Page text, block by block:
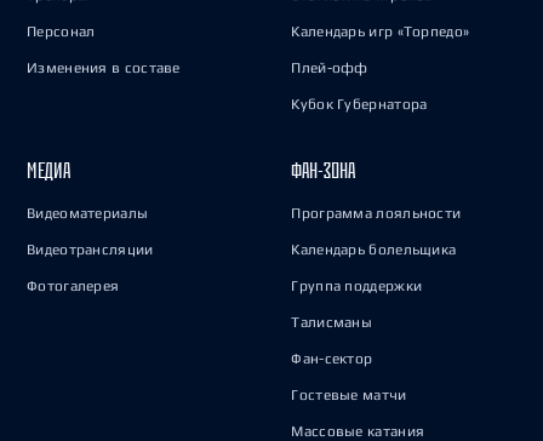
Персонал
Изменения в составе
Календарь игр «Торпедо»
Плей-офф
Кубок Губернатора
МЕДИА
Видеоматериалы
Видеотрансляции
Фотогалерея
ФАН-ЗОНА
Программа лояльности
Календарь болельщика
Группа поддержки
Талисманы
Фан-сектор
Гостевые матчи
Массовые катания